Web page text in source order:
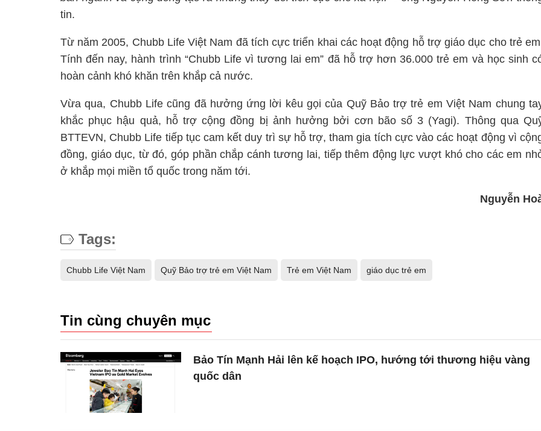
tin.
Từ năm 2005, Chubb Life Việt Nam đã tích cực triển khai các hoạt động hỗ trợ giáo dục cho trẻ
Tính đến nay, hành trình “Chubb Life vì tương lai em” đã hỗ trợ hơn 36.000 trẻ em và học sinh
hoàn cảnh khó khăn trên khắp cả nước.
Vừa qua, Chubb Life cũng đã hưởng ứng lời kêu gọi của Quỹ Bảo trợ trẻ em Việt Nam chung
khắc phục hậu quả, hỗ trợ cộng đồng bị ảnh hưởng bởi cơn bão số 3 (Yagi). Thông qua
BTTEVN, Chubb Life tiếp tục cam kết duy trì sự hỗ trợ, tham gia tích cực vào các hoạt động vì
đồng, giáo dục, từ đó, góp phần chắp cánh tương lai, tiếp thêm động lực vượt khó cho các em
ở khắp mọi miền tổ quốc trong năm tới.
Nguyễn
Tags:
Chubb Life Việt Nam Quỹ Bảo trợ trẻ em Việt Nam Trẻ em Việt Nam giáo dục trẻ em
Tin cùng chuyên mục
Bảo Tín Mạnh Hải lên kế hoạch IPO, hướng tới thương hiệu vàng
quốc dân